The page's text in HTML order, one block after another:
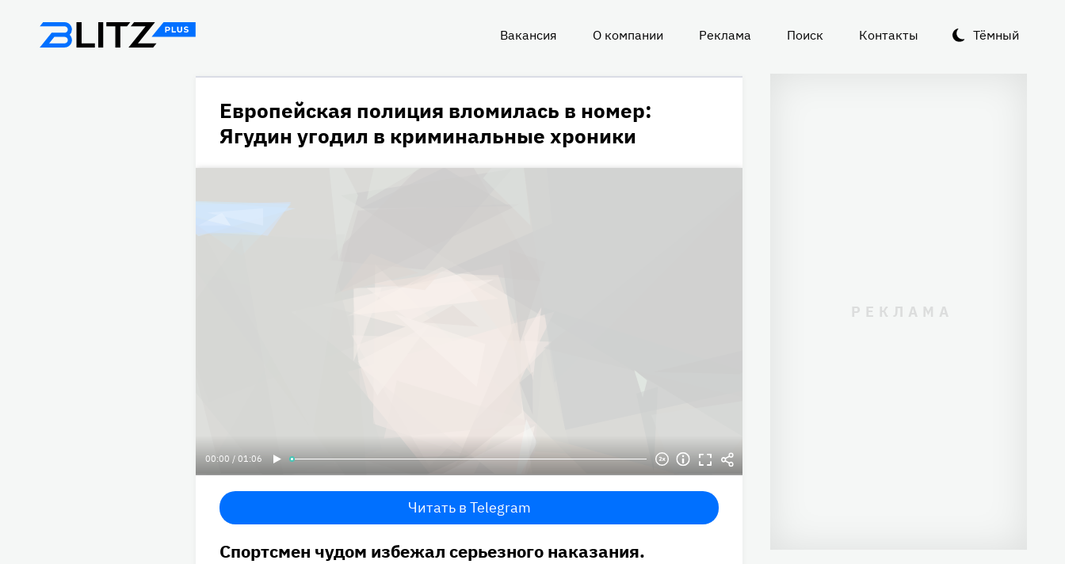
Тёмный
Вакансия О компании Реклама Поиск Контакты
Европейская полиция вломилась в номер:
Ягудин угодил в криминальные хроники
00:00 / 01:06
Читать в Telegram
Спортсмен чудом избежал серьезного наказания.